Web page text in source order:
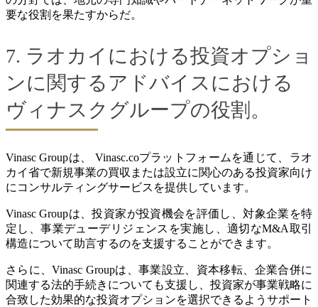
要な役割を果たすからだ。
7. ラオカイにおける投資オプショ
ンに関するアドバイスにおける
ヴィナスクグループの役割。
Vinasc Groupは、 Vinasc.coプラットフォームを通じて、ラオ
カイ省で新規事業の買収または設立に関心のある投資家向け
にコンサルティングサービスを提供しています。
Vinasc Groupは、投資家が投資機会を評価し、対象企業を特
定し、事業デューデリジェンスを実施し、適切なM&A取引
構造について助言するのを支援することができます。
さらに、Vinasc Groupは、事業設立、資本移転、企業合併に
関連する法的手続きについても支援し、投資家が事業戦略に
合致した効果的な投資オプションを選択できるようサポート